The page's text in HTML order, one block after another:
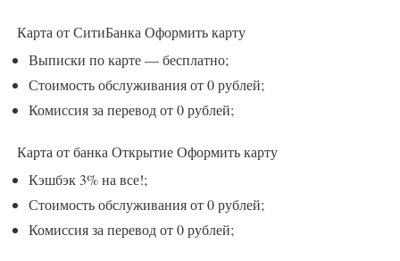
Карта от СитиБанка Оформить карту
Выписки по карте — бесплатно;
Стоимость обслуживания от 0 рублей;
Комиссия за перевод от 0 рублей;
Карта от банка ОткрытиеОформить карту
Кэшбэк 3% на все!;
Стоимость обслуживания от 0 рублей;
Комиссия за перевод от 0 рублей;